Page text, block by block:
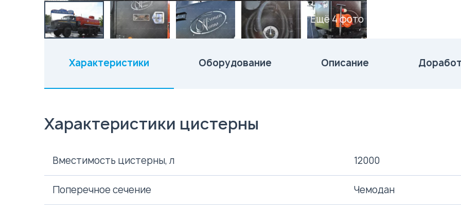
Ещё 4 фото
Характеристики
Оборудование Описание
Характеристики цистерны
Вместимость цистерны, л 12000
Поперечное сечение Чемодан